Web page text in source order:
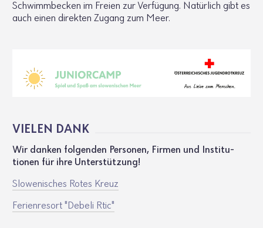
Schwimm­be­cken im Freien zur Verfü­gung. Natür­lich gibt es
auch einen direkten Zugang zum Meer.
VIELEN DANK
Wir danken folgenden Personen, Firmen und Insti­tu­
tionen für ihre Unter­stüt­zung!
Slowe­ni­sches Rotes Kreuz
Feri­en­re­sort "Debeli Rtic"